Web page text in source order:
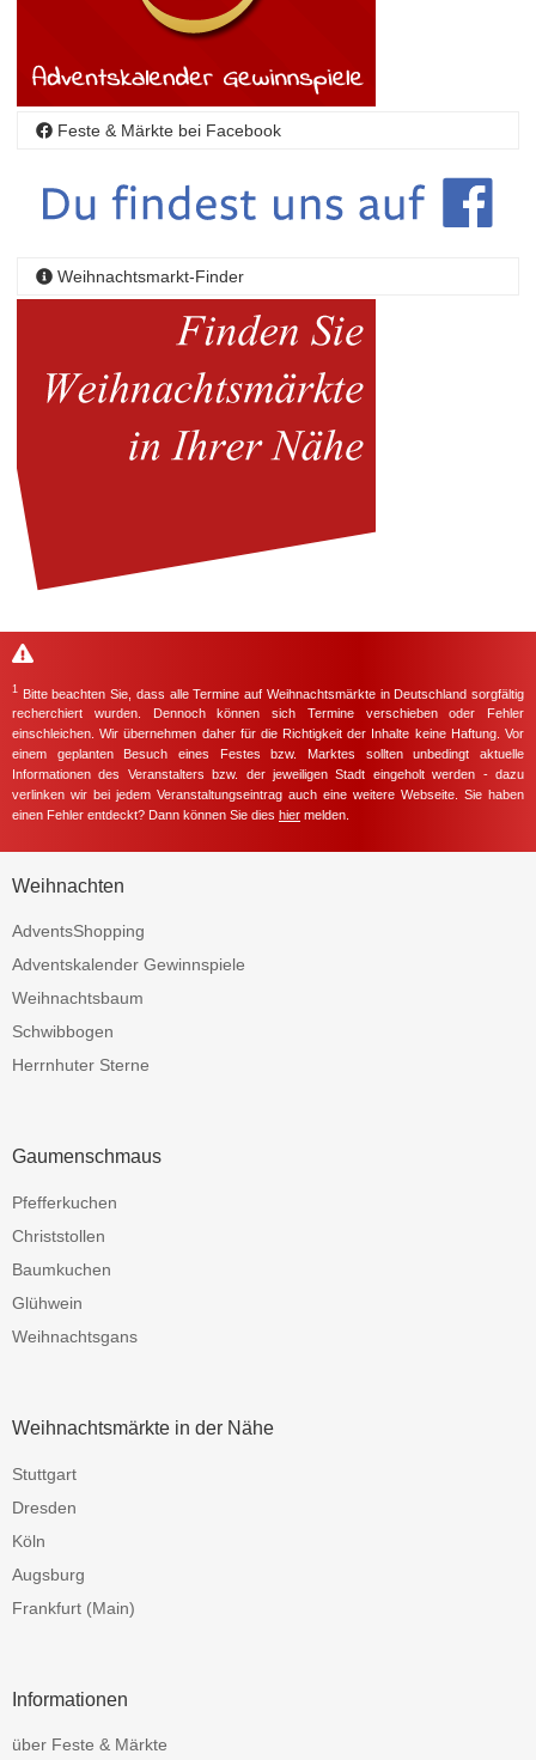
Feste & Märkte bei Facebook
Weihnachtsmarkt-Finder
1
Bitte beachten Sie, dass alle Termine auf Weihnachtsmärkte in Deutschland sorgfältig
recherchiert wurden. Dennoch können sich Termine verschieben oder Fehler
einschleichen. Wir übernehmen daher für die Richtigkeit der Inhalte keine Haftung. Vor
einem geplanten Besuch eines Festes bzw. Marktes sollten unbedingt aktuelle
Informationen des Veranstalters bzw. der jeweiligen Stadt eingeholt werden - dazu
verlinken wir bei jedem Veranstaltungseintrag auch eine weitere Webseite. Sie haben
einen Fehler entdeckt? Dann können Sie dies hier melden.
Weihnachten
AdventsShopping
Adventskalender Gewinnspiele
Weihnachtsbaum
Schwibbogen
Herrnhuter Sterne
Gaumenschmaus
Pfefferkuchen
Christstollen
Baumkuchen
Glühwein
Weihnachtsgans
Weihnachtsmärkte in der Nähe
Stuttgart
Dresden
Köln
Augsburg
Frankfurt (Main)
Informationen
über Feste & Märkte